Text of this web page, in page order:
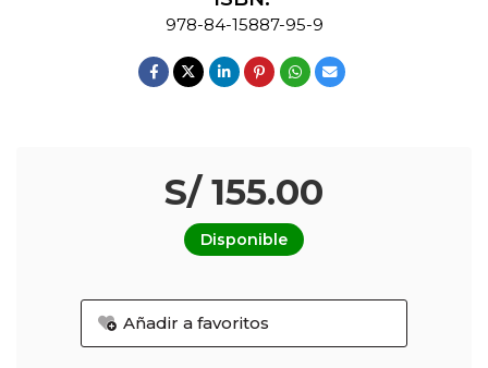
978-84-15887-95-9
S/ 155.00
Disponible
Añadir a favoritos